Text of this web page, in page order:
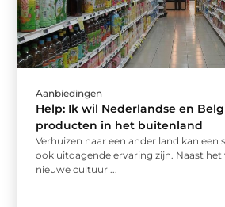
Aanbiedingen
Help: Ik wil Nederlandse en
producten in het buitenland
Verhuizen naar een ander land kan een
ook uitdagende ervaring zijn. Naast het
nieuwe cultuur ...